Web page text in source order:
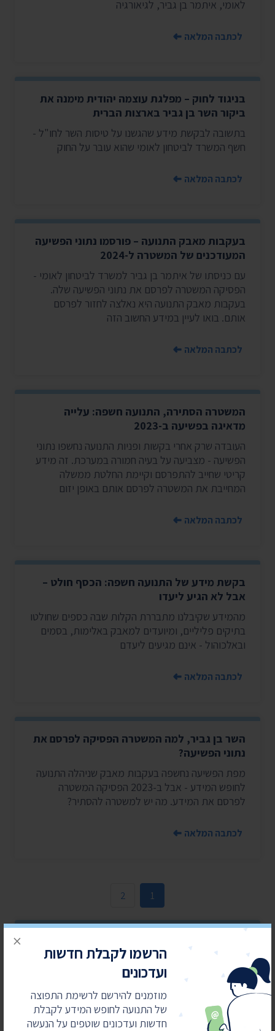
הרשמו לקבלת חדשות
ועדכונים
מוזמנים להירשם לרשימת התפוצה
של התנועה לחופש המידע לקבלת
חדשות ועדכונים שוטפים על הנעשה
×
לאומי, איתמר בן גביר, לגיאורגיה
לכתבה המלאה
בניגוד לחוק – מפלגת עוצמה יהודית מימנה את
ביקור השר בן גביר בארצות הברית
בתשובה לבקשת מידע שהגשנו על טיסות השר לחו"ל -
חשף המשרד לביטחון לאומי שהוא עובר על החוק
לכתבה המלאה
בעקבות מאבק התנועה – פורסמו נתוני הפשיעה
המעודכנים של המשטרה ל-2024
עם כניסתו של איתמר בן גביר למשרד לביטחון לאומי -
הפסיקה המשטרה לפרסם את נתוני הפשיעה שלה.
בעקבות מאבק התנועה היא נאלצה לחזור לפרסם
אותם. בואו לעיין במידע החשוב הזה
לכתבה המלאה
המשטרה הסתירה, התנועה חשפה: עלייה
מדאיגה בפשיעה ב-2023
העובדה שרק אחרי בקשות ופניות התנועה נחשפו נתוני
הפשיעה - מצביעה על בעיה חמורה במערכת. זה מידע
קריטי שחייב להתפרסם וקיימת החלטת ממשלה
המחייבת את המשטרה לפרסם אותם באופן יזום
לכתבה המלאה
בקשת מידע של התנועה חשפה: הכסף חולט –
אבל לא הגיע ליעדו
מהמידע שקיבלנו מתבררת הקלות שבה כספים שחולטו
בתיקים פליליים, ומיועדים למאבק באלימות, בסמים
ובאלכוהול - אינם מגיעים ליעדם
לכתבה המלאה
השר בן גביר, למה המשטרה הפסיקה לפרסם את
נתוני הפשיעה?
מפת הפשיעה נחשפה בעקבות מאבק שניהלה התנועה
לחופש המידע - אבל ב-2023 הפסיקה המשטרה
לפרסם את המידע. מה יש למשטרה להסתיר?
לכתבה המלאה
1
2
מאבקים משפטיים
עולים כסף
התנועה לחופש המידע מובילה
את מהפכת השקיפות ומחזירה